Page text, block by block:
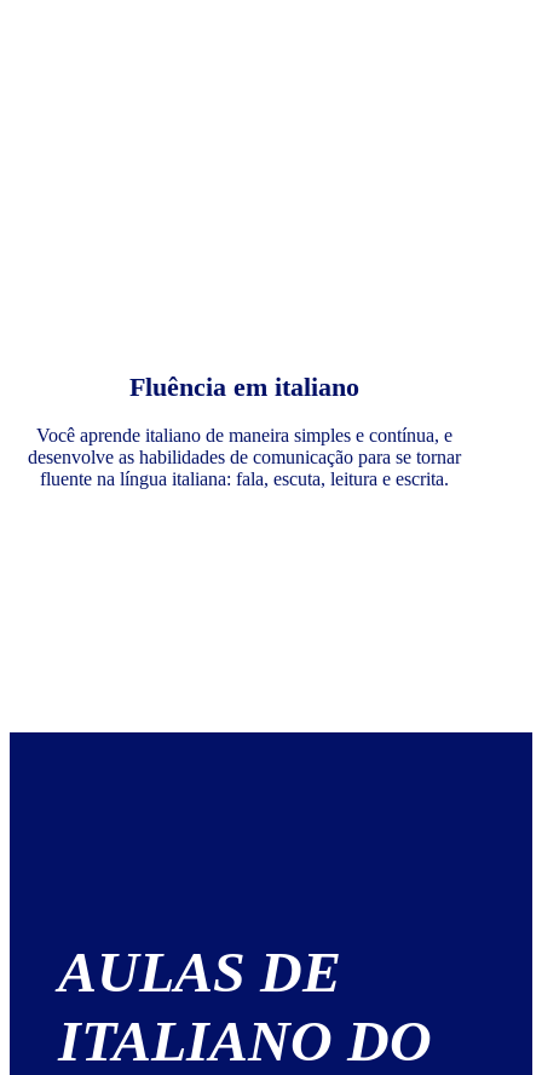
Fluência em italiano
Você aprende italiano de maneira simples e contínua, e
desenvolve as habilidades de comunicação para se tornar
fluente na língua italiana: fala, escuta, leitura e escrita.
AULAS DE
ITALIANO DO